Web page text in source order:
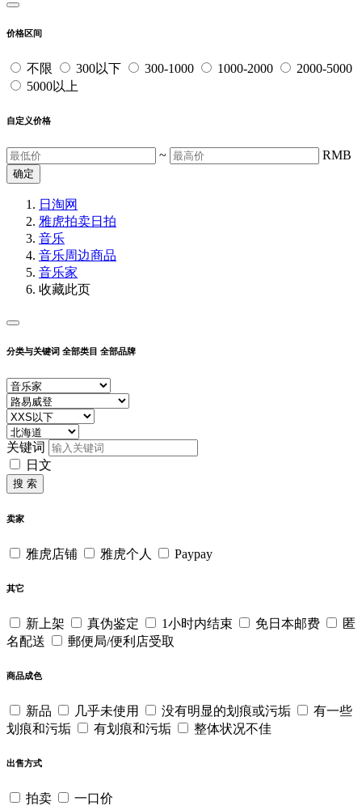
价格区间
不限 300以下 300-1000 1000-2000
2000-5000
5000以上
自定义价格
~ RMB
确定
日淘网
雅虎拍卖日拍
音乐
音乐周边商品
音乐家
收藏此页
分类与关键词 全部类目 全部品牌
关键词
日文
搜 索
卖家
雅虎店铺 雅虎个人 Paypay
其它
新上架 真伪鉴定 1小时内结束 免日本邮费
匿
名配送
郵便局/便利店受取
商品成色
新品 几乎未使用 没有明显的划痕或污垢
有一些
划痕和污垢
有划痕和污垢 整体状况不佳
出售方式
拍卖 一口价